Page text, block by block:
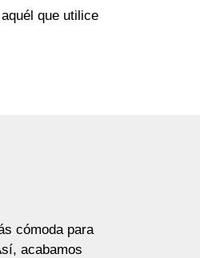
que utilice
cómoda para
acabamos